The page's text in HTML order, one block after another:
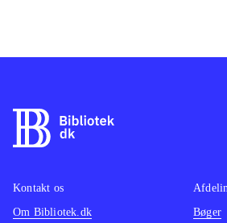
Kontakt os
Om Bibliotek.dk
Bøger